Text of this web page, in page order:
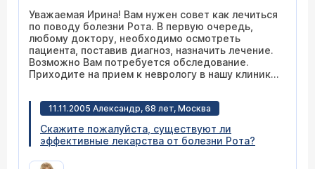
Уважаемая Ирина! Вам нужен совет как лечиться
по поводу болезни Рота. В первую очередь,
любому доктору, необходимо осмотреть
пациента, поставив диагноз, назначить лечение.
Возможно Вам потребуется обследование.
Приходите на прием к неврологу в нашу клинику,
11.11.2005 Александр, 68 лет, Москва
Скажите пожалуйста, существуют ли
эффективные лекарства от болезни Рота?